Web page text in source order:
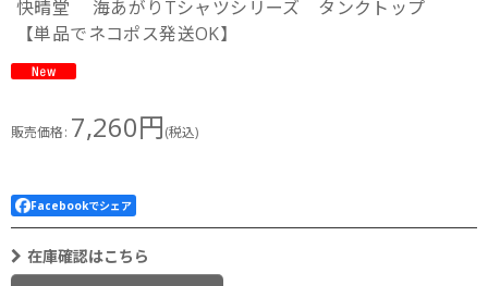
快晴堂 海あがりTシャツシリーズ タンクトップ
【単品でネコポス発送OK】
販売価格: 7,260円(税込)
Facebookでシェア
在庫確認はこちら